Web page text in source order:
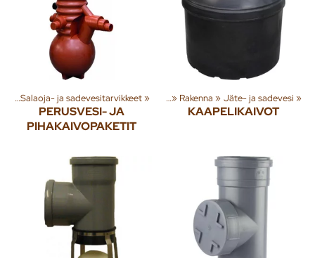
‪»Salaoja- ja sadevesitarvikkeet‪»
PERUSVESI- JA
PIHAKAIVOPAKETIT
Tuoteryhmiä ja tuotteita‪» Rakenna ‪» Jäte- ja sadevesi ‪»
KAAPELIKAIVOT